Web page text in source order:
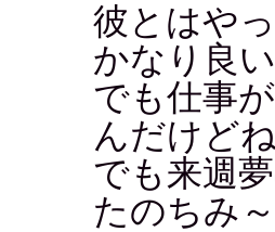
彼とはや
かなり良
でも仕事
んだけどね
でも来週
たのちみ～